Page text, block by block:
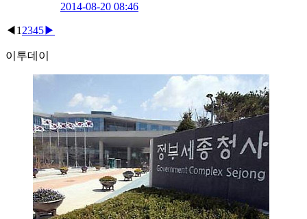
2014-08-20 08:46
◀ 1 2345▶
이투데이